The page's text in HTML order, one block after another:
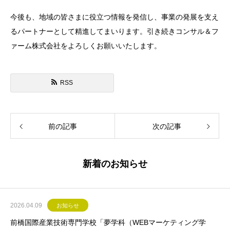
今後も、地域の皆さまに役立つ情報を発信し、事業の発展を支え
るパートナーとして精進してまいります。引き続きコンサル＆フ
ァーム株式会社をよろしくお願いいたします。
RSS
前の記事 次の記事
新着のお知らせ
2026.04.09 お知らせ
前橋国際産業技術専門学校「夢学科（WEBマーケティング学